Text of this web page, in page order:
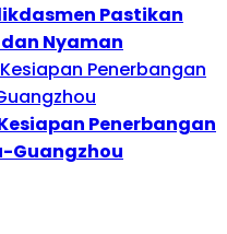
Pastikan
Nyaman
Penerbangan
Guangzhou